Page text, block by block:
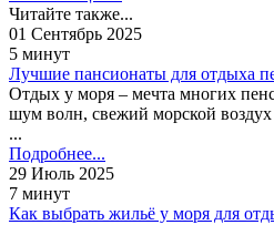
Читайте также...
01 Сентябрь 2025
5 минут
Лучшие пансионаты для отдыха
Отдых у моря – мечта многих
шум волн, свежий морской
...
Подробнее...
29 Июль 2025
7 минут
Как выбрать жильё у моря для